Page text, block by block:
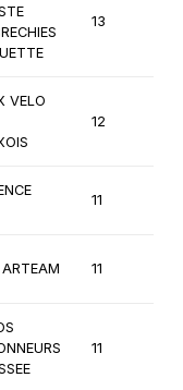
13
VELO
12
11
11
11